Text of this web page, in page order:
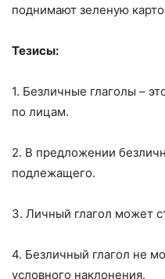
поднимают зеленую
Тезисы:
1. Безличные глаголы –
по лицам.
2. В предложении
подлежащего.
3. Личный глагол может
4. Безличный глагол не
условного наклонения.